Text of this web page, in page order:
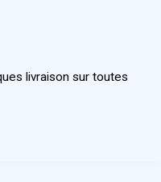
livraison sur toutes